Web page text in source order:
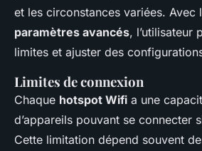
et les circonstances variées. Avec
paramètres avancés, l’utilisateur
limites et ajuster des
Limites de connexion
Chaque hotspot Wifi a une
d’appareils pouvant se connecter
Cette limitation dépend souvent